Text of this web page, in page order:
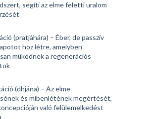
segíti az elme feletti uralom
(pratjáhára) – Éber, de passzív
hoz létre, amelyben
működnek a regenerációs
(dhjána) – Az elme
és mibenlétének megértését,
való felülemelkedést